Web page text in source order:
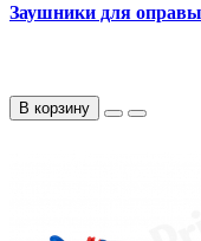
Заушники для
В корзину